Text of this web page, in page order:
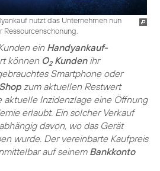
nutzt das Unternehmen nun
einHandyankauf-
können O2Kundenihr
Smartphone oder
zum aktuellen Restwert
aktuelle Inzidenzlage eine Öffnung
erlaubt. Ein solcher Verkauf
davon, wo das Gerät
wurde. Der vereinbarte Kaufpreis
auf seinem Bankkonto